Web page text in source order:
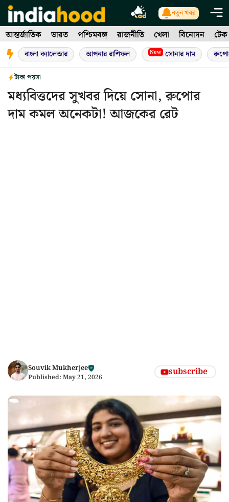
Skip
to
content
নতুন খবর
আন্তর্জাতিক ভারত পশ্চিমবঙ্গ রাজনীতি খেলা বিনোদন টেক
বাংলা ক্যালেন্ডার আপনার রাশিফল New সোনার দাম
টাকা পয়সা
মধ্যবিত্তদের সুখবর দিয়ে সোনা, রুপোর
দাম কমল অনেকটা! আজকের রেট
Souvik Mukherjee
Published: May 21, 2026 subscribe